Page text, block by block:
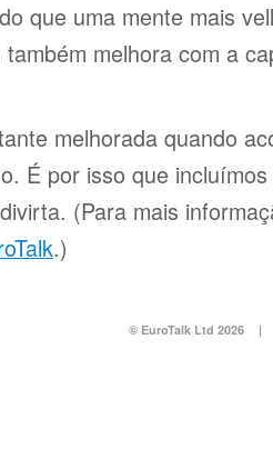
que uma mente mais
também melhora com a
melhorada quando
É por isso que
(Para mais
.)
© EuroTalk Ltd 2026 |